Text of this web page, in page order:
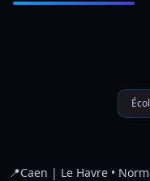
📍Caen | Le Havre •